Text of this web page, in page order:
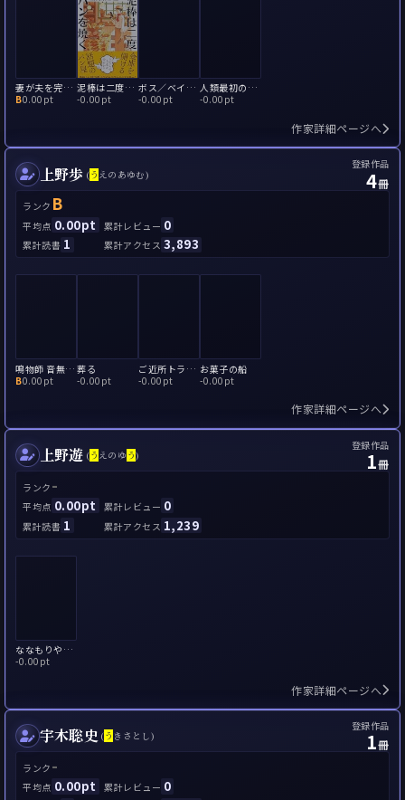
妻が夫を完全犯罪で殺す方法（あるいはその逆）
B0.00pt
泥棒は二度パンを焼く
-0.00pt
ボス／ベイカー
-0.00pt
人類最初の殺人
-0.00pt
作家詳細ページへ
上野歩 (う えのあゆむ)
登録作品
4冊
ランク B
平均点 0.00pt 累計レビュー 0
累計読書 1 累計アクセス 3,893
鳴物師 音無ゆかり 依頼人の言霊(事件ファイル)
B0.00pt
葬る
-0.00pt
ご近所トラブルシューター
-0.00pt
お菓子の船
-0.00pt
作家詳細ページへ
上野遊 (う えのゆ う)
登録作品
1冊
ランク -
平均点 0.00pt 累計レビュー 0
累計読書 1 累計アクセス 1,239
ななもりやま動物園の奇跡
-0.00pt
作家詳細ページへ
宇木聡史 (う きさとし)
登録作品
1冊
ランク -
平均点 0.00pt 累計レビュー 0